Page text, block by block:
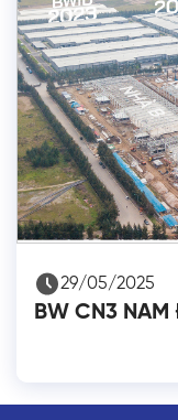
29/05/2025
BW CN3 NAM